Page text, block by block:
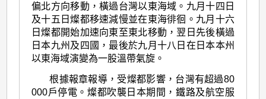
偏北方向移動，橫過台灣以東海域。九月十四日
及十五日燦都移速減慢並在東海徘徊。九月十六
日燦都開始加速向東至東北移動，翌日先後橫過
日本九州及四國，最後於九月十八日在日本本州
以東海域演變為一股溫帶氣旋。
根據報章報導，受燦都影響，台灣有超過80
000戶停電。燦都吹襲日本期間，鐵路及航空服